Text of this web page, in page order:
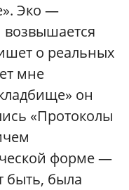
Эко —
возвышается
о реальных
мне
он
«Протоколы
форме —
быть, была